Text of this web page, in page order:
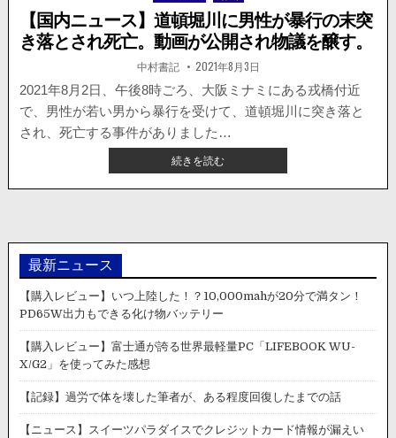
in
【国内ニュース】道頓堀川に男性が暴行の末突
き落とされ死亡。動画が公開され物議を醸す。
著
者:
中村書記 掲
載
日：
2021年8月3日
2021年8月2日、午後8時ごろ、大阪ミナミにある戎橋付近
で、男性が若い男から暴行を受けて、道頓堀川に突き落と
され、死亡する事件がありました…
続きを読む【国
内
ニ
ス】
頓
堀
に
男
が
暴
行
の
最新ニュース
【購入レビュー】いつ上陸した！？10,000mahが20分で満タン！
PD65W出力もできる化け物バッテリー
【購入レビュー】富士通が誇る世界最軽量PC「LIFEBOOK WU-
X/G2」を使ってみた感想
【記録】過労で体を壊した筆者が、ある程度回復したまでの話
【ニュース】スイーツパラダイスでクレジットカード情報が漏えい